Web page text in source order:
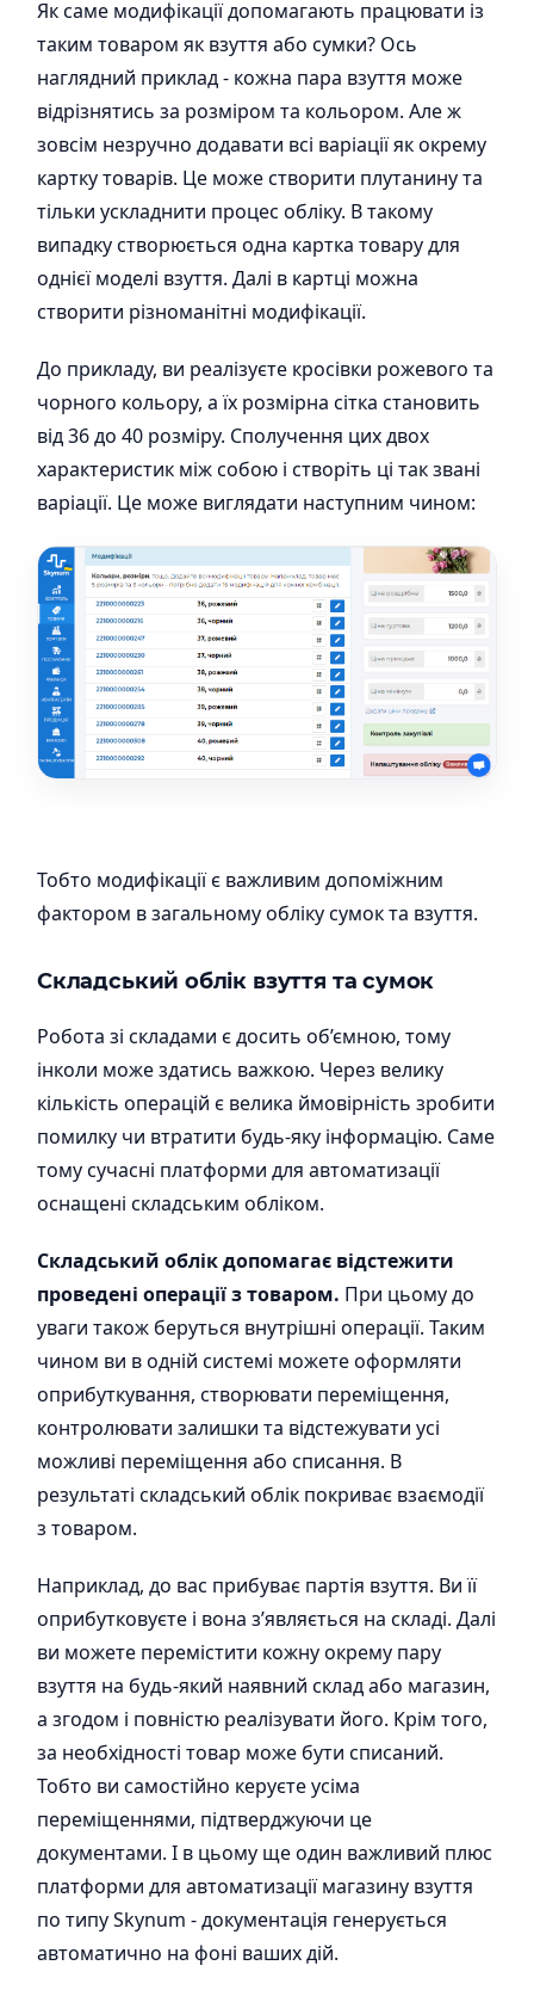
Як саме модифікації допомагають працювати із
таким товаром як взуття або сумки? Ось
наглядний приклад - кожна пара взуття може
відрізнятись за розміром та кольором. Але ж
зовсім незручно додавати всі варіації як окрему
картку товарів. Це може створити плутанину та
тільки ускладнити процес обліку. В такому
випадку створюється одна картка товару для
однієї моделі взуття. Далі в картці можна
створити різноманітні модифікації.
До прикладу, ви реалізуєте кросівки рожевого та
чорного кольору, а їх розмірна сітка становить
від 36 до 40 розміру. Сполучення цих двох
характеристик між собою і створіть ці так звані
варіації. Це може виглядати наступним чином:
Тобто модифікації є важливим допоміжним
фактором в загальному обліку сумок та взуття.
Складський облік взуття та сумок
Робота зі складами є досить об’ємною, тому
інколи може здатись важкою. Через велику
кількість операцій є велика ймовірність зробити
помилку чи втратити будь-яку інформацію. Саме
тому сучасні платформи для автоматизації
оснащені складським обліком.
Складський облік допомагає відстежити
проведені операції з товаром. При цьому до
уваги також беруться внутрішні операції. Таким
чином ви в одній системі можете оформляти
оприбуткування, створювати переміщення,
контролювати залишки та відстежувати усі
можливі переміщення або списання. В
результаті складський облік покриває взаємодії
з товаром.
Наприклад, до вас прибуває партія взуття. Ви її
оприбутковуєте і вона з’являється на складі. Далі
ви можете перемістити кожну окрему пару
взуття на будь-який наявний склад або магазин,
а згодом і повністю реалізувати його. Крім того,
за необхідності товар може бути списаний.
Тобто ви самостійно керуєте усіма
переміщеннями, підтверджуючи це
документами. І в цьому ще один важливий плюс
платформи для автоматизації магазину взуття
по типу Skynum - документація генерується
автоматично на фоні ваших дій.